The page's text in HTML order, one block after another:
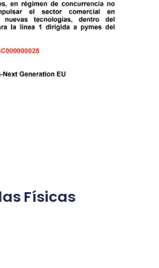
Físicas